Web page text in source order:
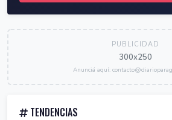
PUBLICIDAD
300x250
Anunciá aquí:
TENDENCIAS